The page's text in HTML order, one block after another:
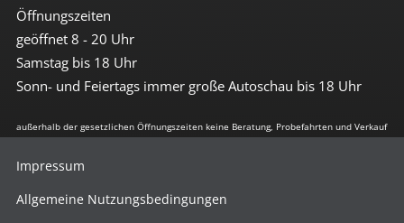
Radio mit Touchscreen
Soundsystem
Sprachsteuerung
Touchscreen
USB-Anschluss
Sicherheit
6x Airbag
Antiblockiersystem
Öffnungszeiten
geöffnet 8 - 20 Uhr
Samstag bis 18 Uhr
Sonn- und Feiertags immer große Autoschau bis 18 Uhr
außerhalb der gesetzlichen Öffnungszeiten keine Beratung, Probefahrten und Verkauf
Impressum
Allgemeine Nutzungsbedingungen